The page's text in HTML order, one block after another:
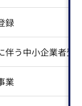
録
う中小企業者登録
業